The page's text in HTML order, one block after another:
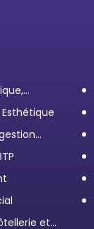
et